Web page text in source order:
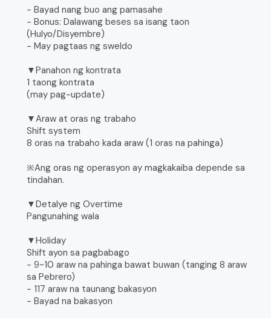
- Bayad nang buo ang pamasahe
- Bonus: Dalawang beses sa isang taon
(Hulyo/Disyembre)
- May pagtaas ng sweldo
▼Panahon ng kontrata
1 taong kontrata
(may pag-update)
▼Araw at oras ng trabaho
Shift system
8 oras na trabaho kada araw (1 oras na pahinga)
※Ang oras ng operasyon ay magkakaiba depende sa
tindahan.
▼Detalye ng Overtime
Pangunahing wala
▼Holiday
Shift ayon sa pagbabago
- 9~10 araw na pahinga bawat buwan (tanging 8 araw
sa Pebrero)
- 117 araw na taunang bakasyon
- Bayad na bakasyon